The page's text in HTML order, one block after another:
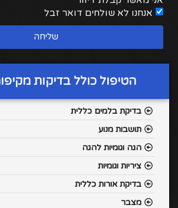
אנחנו לא שולחים דואר זבל
שליחה
הטיפול כולל בדיקות
בדיקת בלמים כללית
תושבות מנוע
הגה וגומיות להגה
ציריות וגומיות
בדיקת אורות כללית
מצבר